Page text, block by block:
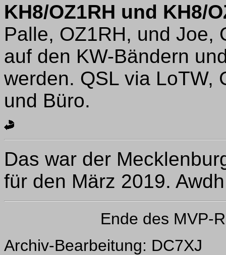
KH8/OZ1RH und KH8/
Palle, OZ1RH, und Joe,
auf den KW-Bändern
werden. QSL via LoTW,
und Büro.
Das war der
für den März 2019.
Ende des MVP-
Archiv-Bearbeitung: DC7XJ